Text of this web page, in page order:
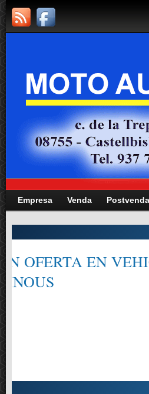
Empresa Venda Postvenda
Manteniment totes
CONSULTI´NS ELS REQUISITS
MODELS, TURISMES I VEHICLES